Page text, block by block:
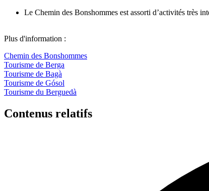
Le Chemin des Bonshommes est assorti d’activités très
Plus d'information :
Chemin des Bonshommes
Tourisme de Berga
Tourisme de Bagà
Tourisme de Gósol
Tourisme du Berguedà
Contenus relatifs